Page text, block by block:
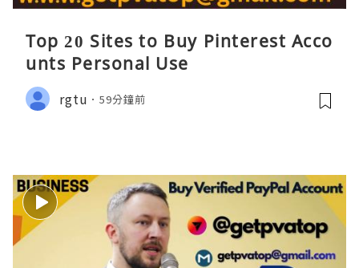
Top 20 Sites to Buy Pinterest Acco
unts Personal Use
rgtu 59分鐘前